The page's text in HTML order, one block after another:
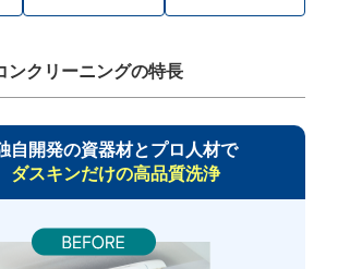
ンクリーニングの特長
自開発の資器材とプロ人材で
ダスキンだけの高品質洗浄